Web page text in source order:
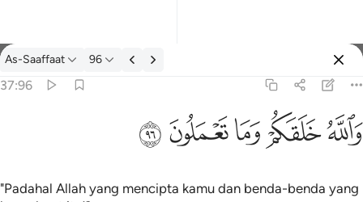
Tafsir: As-Saaffaat 37:96
As-Saaffaat 96
37:96
وَٱللَّهُ خَلَقَكُمْ وَمَا تَعْمَلُونَ ٩٦
ﲤﲥﲦﲧﲨ
"Padahal Allah yang mencipta kamu dan benda-benda yang